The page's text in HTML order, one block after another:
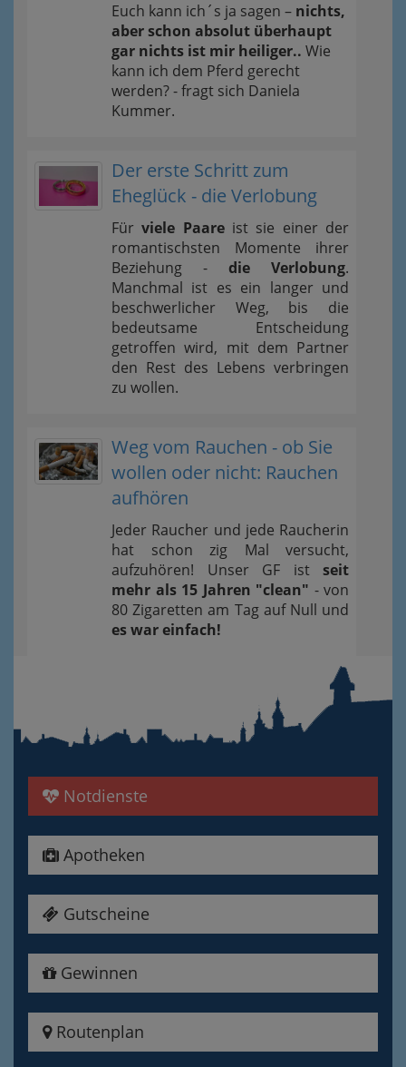
Euch kann ich´s ja sagen – nichts,
aber schon absolut überhaupt
gar nichts ist mir heiliger.. Wie
kann ich dem Pferd gerecht
werden? - fragt sich Daniela
Kummer.
Der erste Schritt zum
Eheglück - die Verlobung
Fürviele Paareist sie einer der
romantischsten Momente ihrer
Beziehung - die Verlobung.
Manchmal ist es ein langer und
beschwerlicher Weg, bis die
bedeutsame Entscheidung
getroffen wird, mit dem Partner
den Rest des Lebens verbringen
zu wollen.
Weg vom Rauchen - ob Sie
wollen oder nicht: Rauchen
aufhören
Jeder Raucher und jede Raucherin
hat schon zig Mal versucht,
aufzuhören! Unser GF ist seit
mehr als 15 Jahren "clean" - von
80 Zigaretten am Tag auf Null und
es war einfach!
Notdienste
Apotheken
Gutscheine
Gewinnen
Routenplan